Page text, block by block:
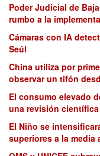
Poder Judicial de
rumbo a la
Cámaras con IA
Seúl
China utiliza por
observar un tifón
El consumo elevado
una revisión científica
El Niño se
superiores a la media